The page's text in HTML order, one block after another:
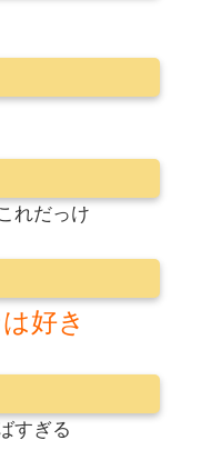
れだっけ
好き
すぎる